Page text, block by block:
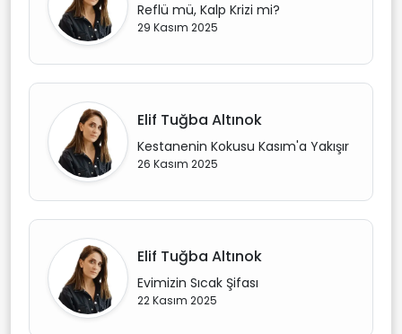
Reflü mü, Kalp Krizi mi?
29 Kasım 2025
Elif Tuğba Altınok
Kestanenin Kokusu Kasım'a Yakışır
26 Kasım 2025
Elif Tuğba Altınok
Evimizin Sıcak Şifası
22 Kasım 2025